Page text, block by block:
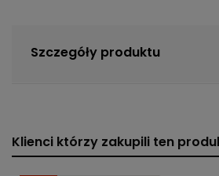
Szczegóły produktu
Klienci którzy zakupili ten